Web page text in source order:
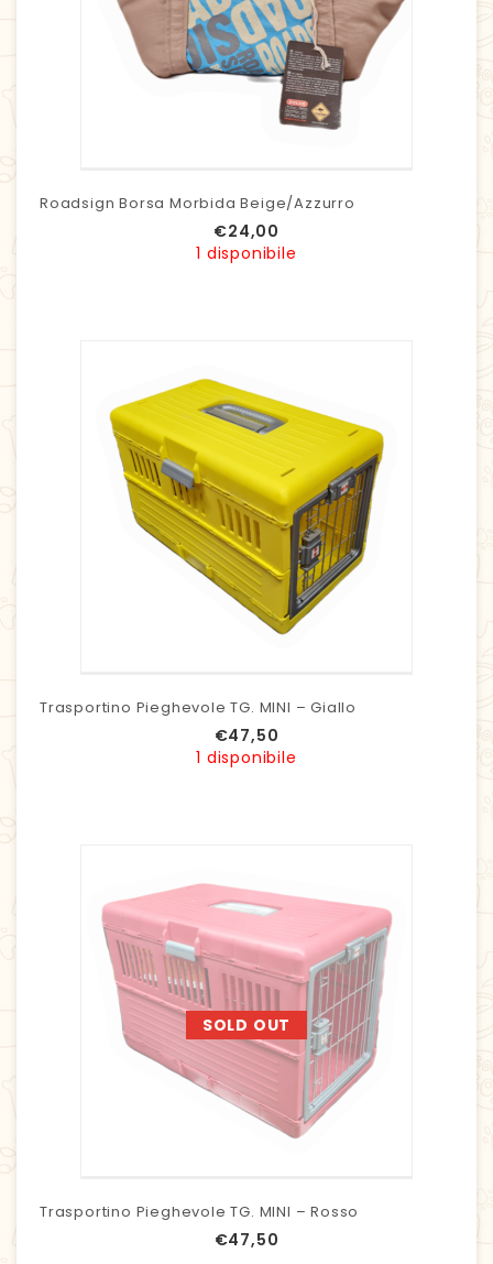
Roadsign Borsa Morbida Beige/Azzurro
€24,00
1 disponibile
Trasportino Pieghevole TG. MINI – Giallo
€47,50
1 disponibile
SOLD OUT
Trasportino Pieghevole TG. MINI – Rosso
€47,50